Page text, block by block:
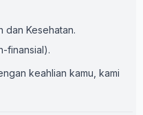
dan Kesehatan.
finansial).
keahlian kamu, kami